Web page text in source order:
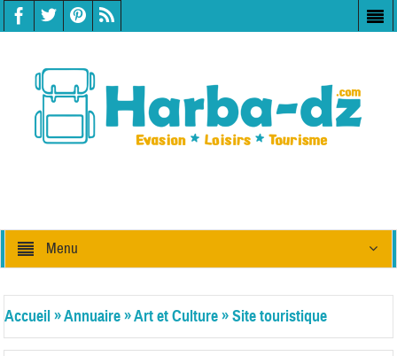
Menu
Accueil»Annuaire»Art et Culture»Site touristique